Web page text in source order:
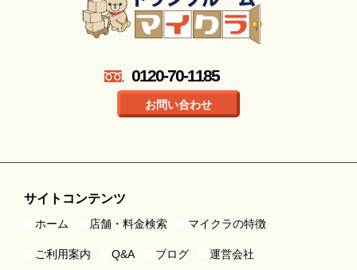
0120-70-1185
お問い合わせ
サイトコンテンツ
ホーム 店舗・料金検索 マイクラの特徴
ご利用案内 Q&A ブログ 運営会社